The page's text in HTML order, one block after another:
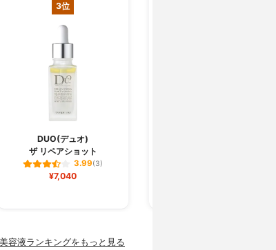
3位
DUO(デュオ)
ザ リペアショット
3.99(3)
¥7,040
美容液ランキングをもっと見る